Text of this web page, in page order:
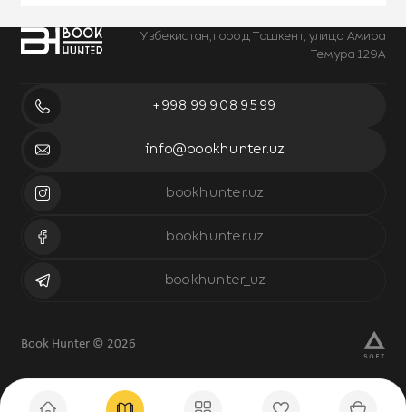
Узбекистан, город Ташкент, улица Амира
Темура 129А
+998 99 908 95 99
info@bookhunter.uz
bookhunter.uz
bookhunter.uz
bookhunter_uz
Book Hunter © 2026